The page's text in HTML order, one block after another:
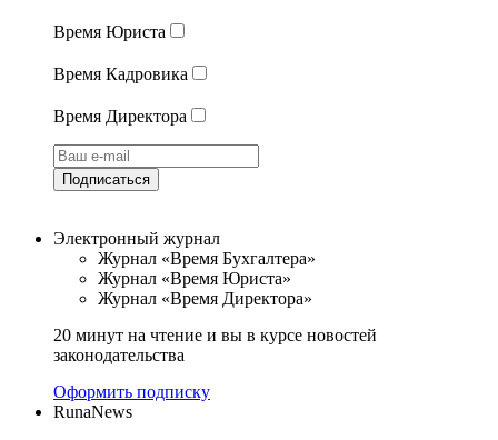
Время Юриста
Время Кадровика
Время Директора
Подписаться
Электронный журнал
Журнал «Время Бухгалтера»
Журнал «Время Юриста»
Журнал «Время Директора»
20 минут на чтение и вы в курсе новостей
законодательства
Оформить подписку
RunaNews